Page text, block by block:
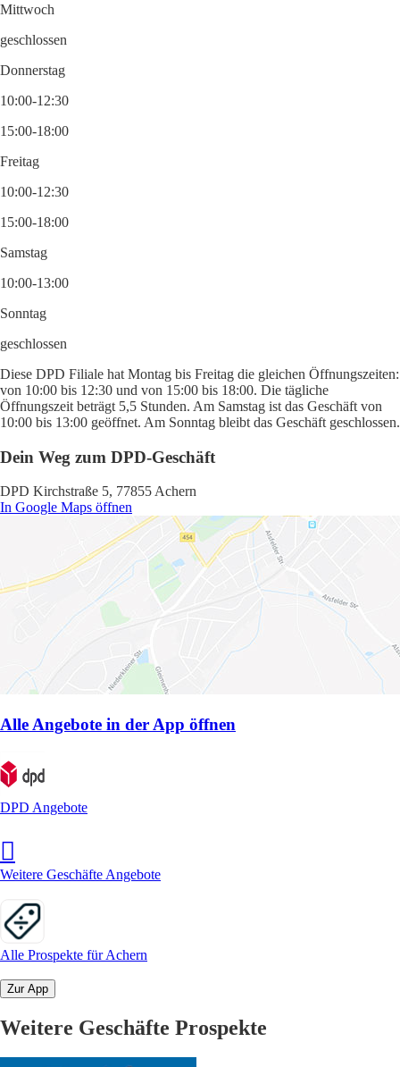
Mittwoch
geschlossen
Donnerstag
10:00-12:30
15:00-18:00
Freitag
10:00-12:30
15:00-18:00
Samstag
10:00-13:00
Sonntag
geschlossen
Diese DPD Filiale hat Montag bis Freitag die gleichen Öffnungszeiten:
von 10:00 bis 12:30 und von 15:00 bis 18:00. Die tägliche
Öffnungszeit beträgt 5,5 Stunden. Am Samstag ist das Geschäft von
10:00 bis 13:00 geöffnet. Am Sonntag bleibt das Geschäft geschlossen.
Dein Weg zum DPD-Geschäft
DPD Kirchstraße 5, 77855 Achern
In Google Maps öffnen
Alle Angebote in der App öffnen
DPD Angebote
Weitere Geschäfte Angebote
Alle Prospekte für Achern
Zur App
Weitere Geschäfte Prospekte